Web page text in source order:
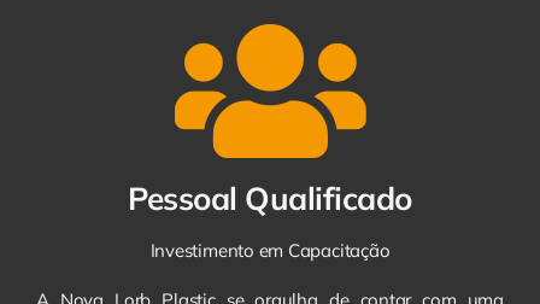
Pessoal Qualificado
Investimento em Capacitação
A Nova Lorb Plastic se orgulha de contar com uma